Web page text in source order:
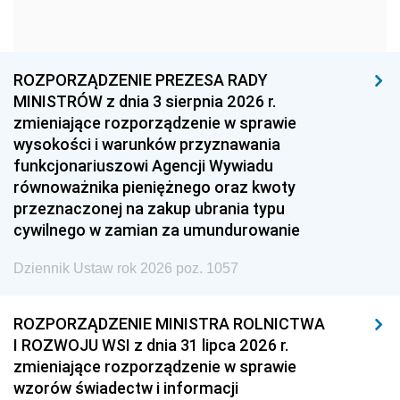
1957 1956
1954 1953
1951 1950
1948 1947
1945 1944 1939
1938 1937 1936
1935 1934
1929 1928 1927
1926 1925 1924
ROZPORZĄDZENIE PREZESA RADY
MINISTRÓW z dnia 3 sierpnia 2026 r.
zmieniające rozporządzenie w sprawie
wysokości i warunków przyznawania
funkcjonariuszowi Agencji Wywiadu
równoważnika pieniężnego oraz kwoty
przeznaczonej na zakup ubrania typu
cywilnego w zamian za umundurowanie
Dziennik Ustaw rok 2026 poz. 1057
ROZPORZĄDZENIE MINISTRA ROLNICTWA
I ROZWOJU WSI z dnia 31 lipca 2026 r.
zmieniające rozporządzenie w sprawie
wzorów świadectw i informacji